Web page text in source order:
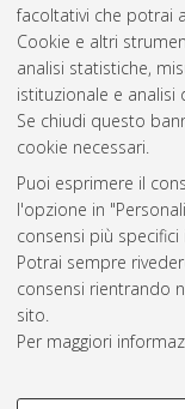
facoltativi che potrai
Cookie e altri
analisi statistiche,
istituzionale e
Se chiudi questo
cookie necessari.
Puoi esprimere il
l'opzione in
consensi più
Potrai sempre
consensi rientrando
sito.
Per maggiori
Atom
Rss 1.0
Rss 2.0
AMS Laurea
Impostazioni